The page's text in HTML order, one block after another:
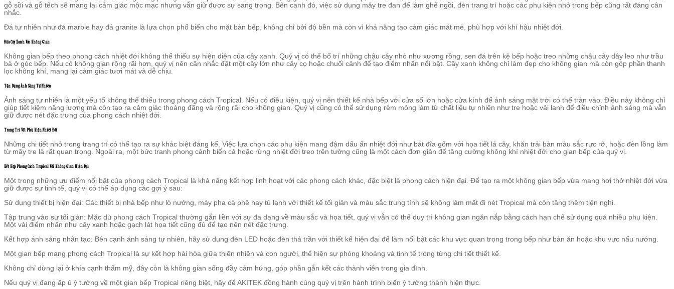
gỗ sồi và gỗ tếch sẽ mang lại cảm giác mộc mạc nhưng vẫn giữ được sự sang trọng. Bên cạnh đó, việc sử dụng mây tre đan để làm ghế ngồi, đèn trang trí hoặc các phụ kiện nhỏ trong bếp cũng rất đáng cân
nhắc.
Đá tự nhiên như đá marble hay đá granite là lựa chọn phổ biến cho mặt bàn bếp, không chỉ bởi độ bền mà còn vì khả năng tạo cảm giác mát mẻ, phù hợp với khí hậu nhiệt đới.
Đưa Cây Xanh Vào Không Gian
Không gian bếp theo phong cách nhiệt đới không thể thiếu sự hiện diện của cây xanh. Quý vị có thể bố trí những chậu cây nhỏ như xương rồng, sen đá trên kệ bếp hoặc treo những chậu cây dây leo như trầu
bà ở góc bếp. Nếu có không gian rộng rãi hơn, quý vị nên cân nhắc đặt một cây lớn như cây cọ hoặc chuối cảnh để tạo điểm nhấn nổi bật. Cây xanh không chỉ làm đẹp cho không gian mà còn góp phần thanh
lọc không khí, mang lại cảm giác tươi mát và dễ chịu.
Tận Dụng Ánh Sáng Tự Nhiên
Ánh sáng tự nhiên là một yếu tố không thể thiếu trong phong cách Tropical. Nếu có điều kiện, quý vị nên thiết kế nhà bếp với cửa sổ lớn hoặc cửa kính để ánh sáng mặt trời có thể tràn vào. Điều này không chỉ
giúp tiết kiệm năng lượng mà còn tạo ra cảm giác thoáng đãng và rộng rãi cho không gian. Quý vị cũng có thể sử dụng rèm mỏng làm từ chất liệu tự nhiên như tre hoặc vải lanh để điều chỉnh ánh sáng mà vẫn
giữ được nét đặc trưng của phong cách nhiệt đới.
Trang Trí Với Phụ Kiện Nhiệt Đới
Những chi tiết nhỏ trong trang trí có thể tạo ra sự khác biệt đáng kể. Việc lựa chọn các phụ kiện mang đậm dấu ấn nhiệt đới như bát đĩa gốm với họa tiết lá cây, khăn trải bàn màu sắc rực rỡ, hoặc đèn lồng làm
từ mây tre là rất quan trọng. Ngoài ra, một bức tranh phong cảnh biển cả hoặc rừng nhiệt đới treo trên tường cũng là một cách đơn giản để tăng cường không khí nhiệt đới cho gian bếp của quý vị.
Kết Hợp Phong Cách Tropical Với Không Gian Hiện Đại
Một trong những ưu điểm nổi bật của phong cách Tropical là khả năng kết hợp linh hoạt với các phong cách khác, đặc biệt là phong cách hiện đại. Để tạo ra một không gian bếp vừa mang hơi thở nhiệt đới vừa
giữ được sự tinh tế, quý vị có thể áp dụng các gợi ý sau:
Sử dụng thiết bị hiện đại: Các thiết bị nhà bếp như lò nướng, máy pha cà phê hay tủ lạnh với thiết kế tối giản và màu sắc trung tính sẽ không làm mất đi nét Tropical mà còn tăng thêm tiện nghi.
Tập trung vào sự tối giản: Mặc dù phong cách Tropical thường gắn liền với sự đa dạng về màu sắc và họa tiết, quý vị vẫn có thể duy trì không gian ngăn nắp bằng cách hạn chế sử dụng quá nhiều phụ kiện.
Một vài điểm nhấn như cây xanh hoặc gạch lát họa tiết cũng đủ để tạo nên nét đặc trưng.
Kết hợp ánh sáng nhân tạo: Bên cạnh ánh sáng tự nhiên, hãy sử dụng đèn LED hoặc đèn thả trần với thiết kế hiện đại để làm nổi bật các khu vực quan trọng trong bếp như bàn ăn hoặc khu vực nấu nướng.
Một gian bếp mang phong cách Tropical là sự kết hợp hài hòa giữa thiên nhiên và con người, thể hiện sự phóng khoáng và tinh tế trong từng chi tiết thiết kế.
Không chỉ dừng lại ở khía cạnh thẩm mỹ, đây còn là không gian sống đầy cảm hứng, góp phần gắn kết các thành viên trong gia đình.
Nếu quý vị đang ấp ủ ý tưởng về một gian bếp Tropical riêng biệt, hãy để AKITEK đồng hành cùng quý vị trên hành trình biến ý tưởng thành hiện thực.